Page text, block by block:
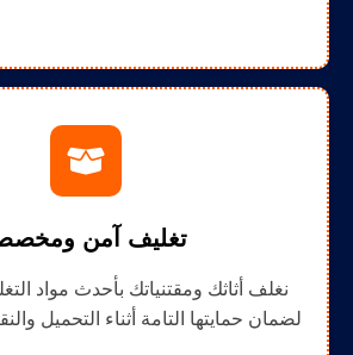
تغليف آمن
نغلف أثاثك ومقتنياتك بأحدث مواد
لضمان حمايتها التامة أثناء التحميل